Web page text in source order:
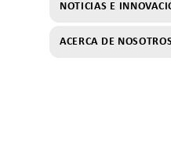
NOTICIAS E
ACERCA DE